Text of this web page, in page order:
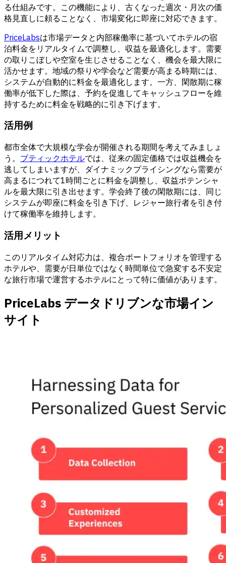
る仕組みです。この機能により、古くなった週次・月次の価
格見直しに頼ることなく、市場変化に即座に対応できます。
PriceLabsは市場データと内部稼働率に基づいてホテルの宿
泊料金をリアルタイムで調整し、収益を最適化します。需要
の取りこぼしや空室を生じさせることなく、機会を最大限に
活かせます。地域の祭りや学会など需要が高まる時期には、
システムが自動的に料金を最適化します。一方、閑散期に稼
働率が低下した際は、予約を促進してキャッシュフローを維
持するために料金を戦略的に引き下げます。
活用例
都市全体で大規模な学会が開催される期間を考えてみましょ
う。 ブティックホテルでは、従来の固定価格では収益機会を
逃してしまいますが、ダイナミックプライシングなら需要が
高まるにつれて1時間ごとに料金を調整し、収益ポテンシャ
ルを最大限に引き出せます。学会終了後の閑散期には、同じ
システムが即座に料金を引き下げ、レジャー旅行者を引き付
けて稼働率を維持します。
活用メリット
このリアルタイム対応力は、複合ポートフォリオを管理する
ホテルや、需要が日単位ではなく時間単位で急変する不安定
な旅行市場で運営するホテルにとって特に価値があります。
PriceLabs データドリブンな市場イン
サイト